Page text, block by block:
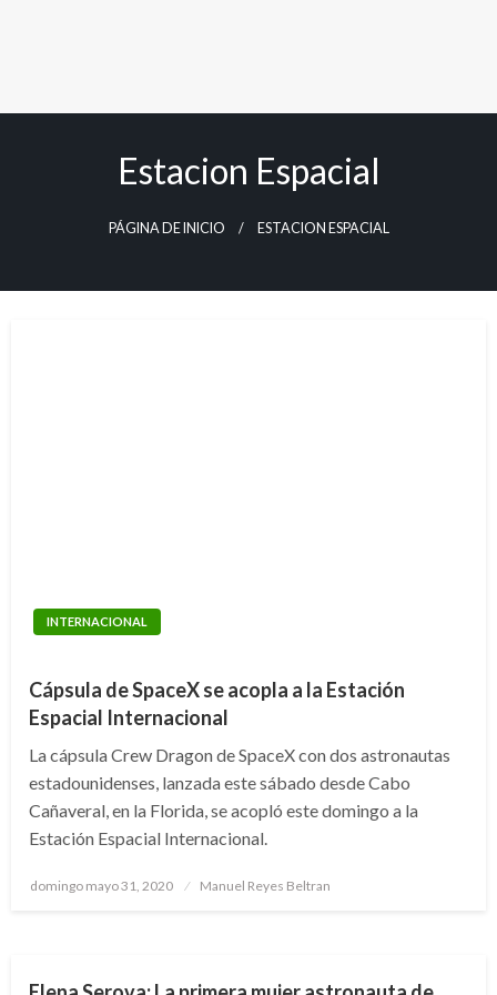
Estacion Espacial
PÁGINA DE INICIO ESTACION ESPACIAL
INTERNACIONAL
Cápsula de SpaceX se acopla a la Estación
Espacial Internacional
La cápsula Crew Dragon de SpaceX con dos astronautas
estadounidenses, lanzada este sábado desde Cabo
Cañaveral, en la Florida, se acopló este domingo a la
Estación Espacial Internacional.
Publicado
domingo mayo 31, 2020 Manuel Reyes Beltran
CIENCIA Y TECNOLOGÍA INTERNACIONAL